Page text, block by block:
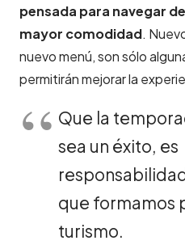
pensada para navegar
mayor comodidad.
nuevo menú, son sólo
permitirán mejorar la
Que la
sea un éxito, es
que formamos
turismo.